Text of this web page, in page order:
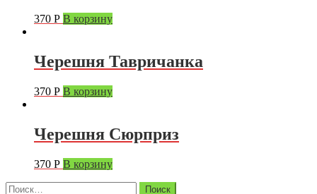
370 Р В корзину
Черешня Тавричанка
370 Р В корзину
Черешня Сюрприз
370 Р В корзину
Найти: